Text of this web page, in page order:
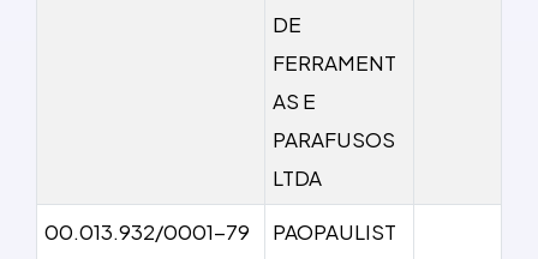
DE
FERRAMENT
AS E
PARAFUSOS
LTDA
00.013.932/0001-79
PAOPAULIST